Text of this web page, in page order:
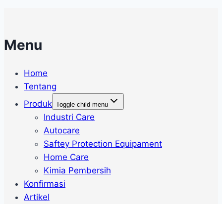
Menu
Home
Tentang
Produk Toggle child menu
Industri Care
Autocare
Saftey Protection Equipament
Home Care
Kimia Pembersih
Konfirmasi
Artikel